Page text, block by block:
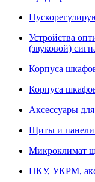
Устройства
(звуковой)
Корпуса
Корпуса
Аксессуары
Щиты и панели
Микроклимат
НКУ, УКРМ,